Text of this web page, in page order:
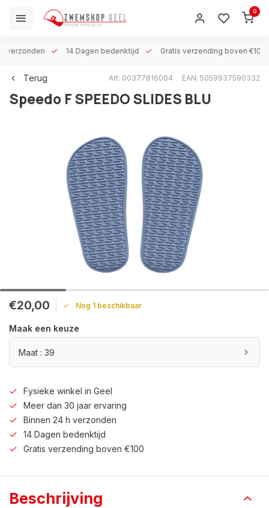
0
verzonden 14 Dagen bedenktijd Gratis verzending boven €100
Terug Art: 00377816004 EAN: 5059937590332
Speedo F SPEEDO SLIDES BLU
€20,00 Nog 1 beschikbaar
Maak een keuze
Maat : 39
Fysieke winkel in Geel
Meer dan 30 jaar ervaring
Binnen 24 h verzonden
14 Dagen bedenktijd
Gratis verzending boven €100
Beschrijving